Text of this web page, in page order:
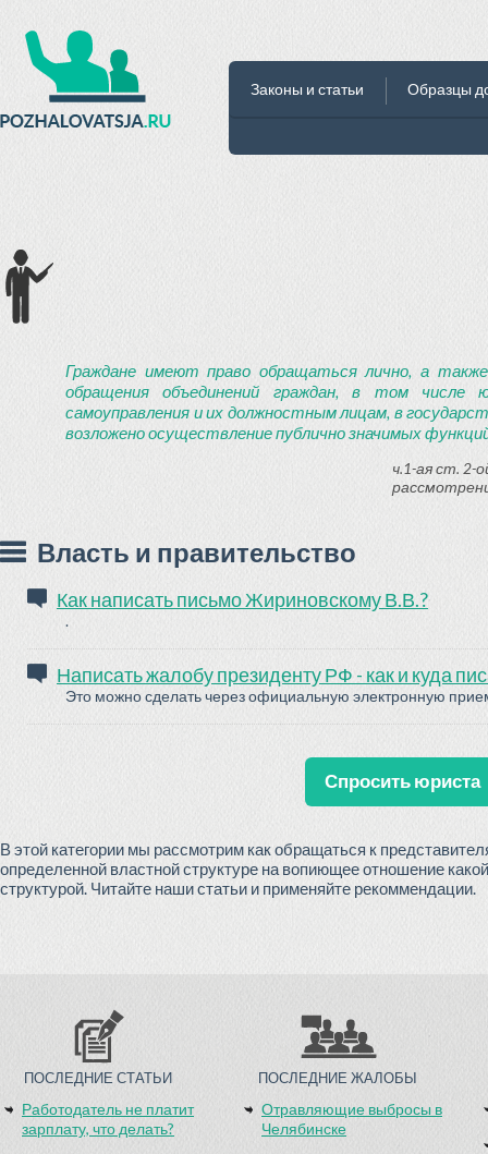
Законы и статьи Образцы
Граждане имеют право обращаться лично, а
обращения объединений граждан, в том числе
самоуправления и их должностным лицам, в
возложено осуществление публично значимых
ч.1-ая ст. 2-
Власть и правительство
Как написать письмо Жириновскому В.В.?
.
Написать жалобу президенту РФ - как и куда
Это можно сделать через официальную электронную
Спросить юриста
В этой категории мы рассмотрим как обращаться к
определенной властной структуре на вопиющее отношение
структурой. Читайте наши статьи и применяйте рекоммендации.
ПОСЛЕДНИЕ СТАТЬИ
Работодатель не платит
зарплату, что делать?
ПОСЛЕДНИЕ ЖАЛОБЫ
Отравляющие выбросы в
Челябинске